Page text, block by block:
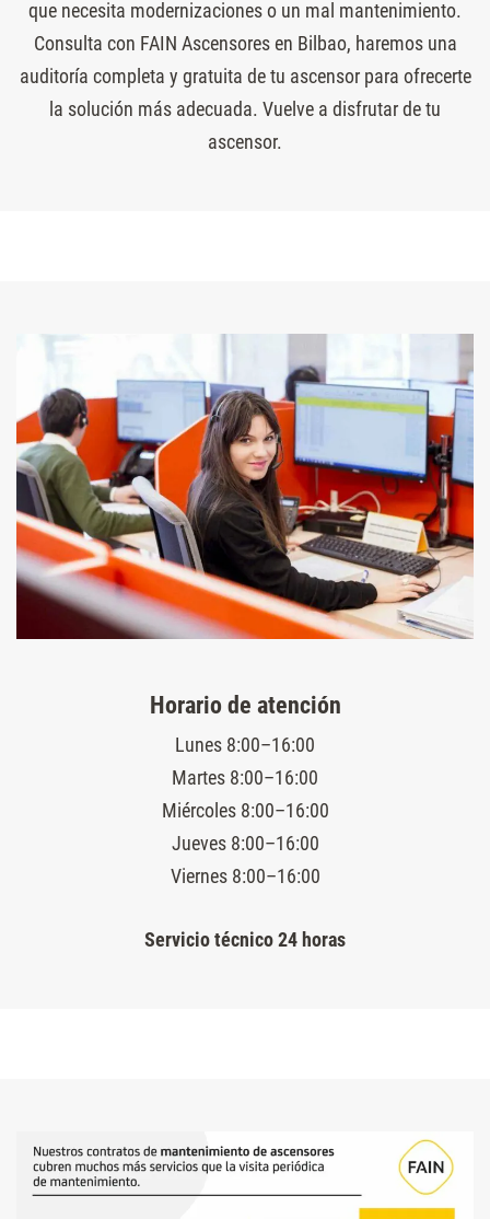
que necesita modernizaciones o un mal mantenimiento.
Consulta con FAIN Ascensores en Bilbao, haremos una
auditoría completa y gratuita de tu ascensor para ofrecerte
la solución más adecuada. Vuelve a disfrutar de tu
ascensor.
Horario de atención
Lunes 8:00–16:00
Martes 8:00–16:00
Miércoles 8:00–16:00
Jueves 8:00–16:00
Viernes 8:00–16:00
Servicio técnico 24 horas